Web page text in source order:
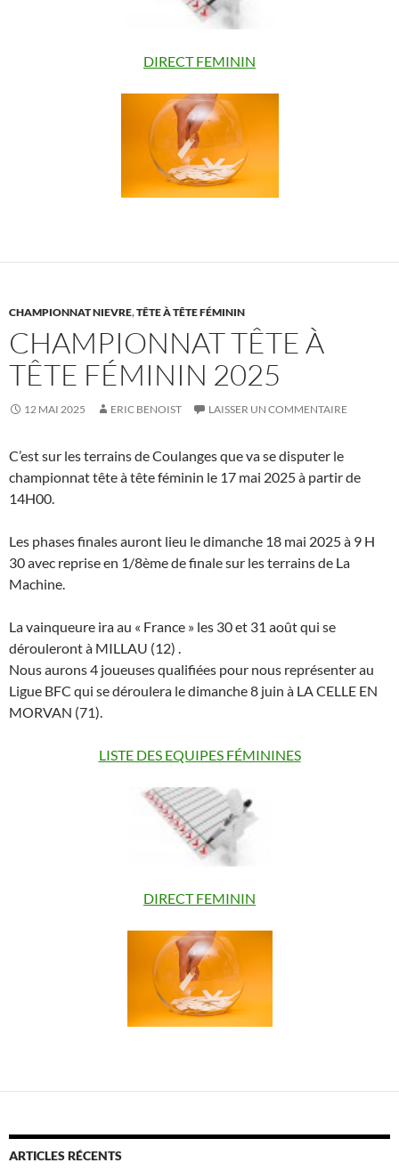
DIRECT FEMININ
CHAMPIONNAT NIEVRE,TÊTE À TÊTE FÉMININ
CHAMPIONNAT TÊTE À
TÊTE FÉMININ 2025
12 MAI 2025 ERIC BENOIST LAISSER UN COMMENTAIRE
C’est sur les terrains de Coulanges que va se disputer le
championnat tête à tête féminin le 17 mai 2025 à partir de
14H00.
Les phases finales auront lieu le dimanche 18 mai 2025 à 9 H
30 avec reprise en 1/8ème de finale sur les terrains de La
Machine.
La vainqueure ira au « France » les 30 et 31 août qui se
dérouleront à MILLAU (12) .
Nous aurons 4 joueuses qualifiées pour nous représenter au
Ligue BFC qui se déroulera le dimanche 8 juin à LA CELLE EN
MORVAN (71).
LISTE DES EQUIPES FÉMININES
DIRECT FEMININ
ARTICLES RÉCENTS